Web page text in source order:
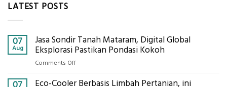
LATEST POSTS
07
Aug
Jasa Sondir Tanah Mataram, Digital Global
Eksplorasi Pastikan Pondasi Kokoh
Comments Offon
Sondir
Eco-Cooler Berbasis Limbah Pertanian, ini